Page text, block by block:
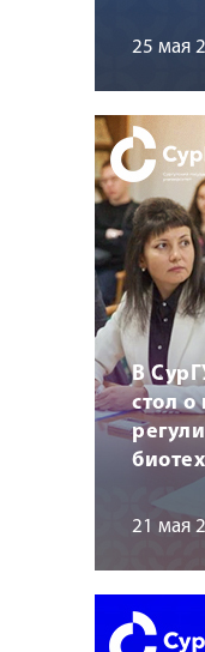
25 мая
В
стол
21 мая